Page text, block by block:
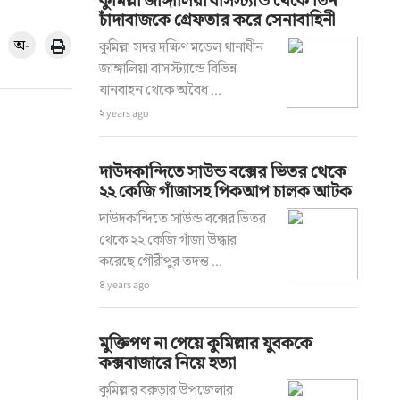
অ-
চাঁদাবাজকে গ্রেফতার করে সেনাবাহিনী
কুমিল্লা সদর দক্ষিণ মডেল থানাধীন
জাঙ্গালিয়া বাসস্ট্যান্ডে বিভিন্ন
যানবাহন থেকে অবৈধ ...
২ years ago
দাউদকান্দিতে সাউন্ড বক্সের ভিতর থেকে
২২ কেজি গাঁজাসহ পিকআপ চালক আটক
দাউদকান্দিতে সাউন্ড বক্সের ভিতর
থেকে ২২ কেজি গাঁজা উদ্ধার
করেছে গৌরীপুর তদন্ত ...
৪ years ago
মুক্তিপণ না পেয়ে কুমিল্লার যুবককে
কক্সবাজারে নিয়ে হত্যা
কুমিল্লার বরুড়ার উপজেলার